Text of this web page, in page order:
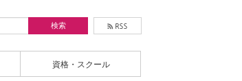
資格・スクール